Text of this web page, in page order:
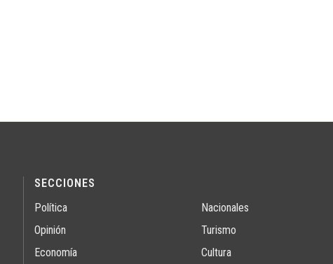
SECCIONES
Política
Opinión
Economía
Nacionales
Turismo
Cultura